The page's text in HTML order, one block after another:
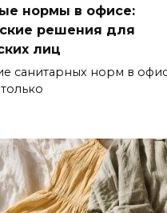
нормы в офисе:
решения для
лиц
санитарных норм в